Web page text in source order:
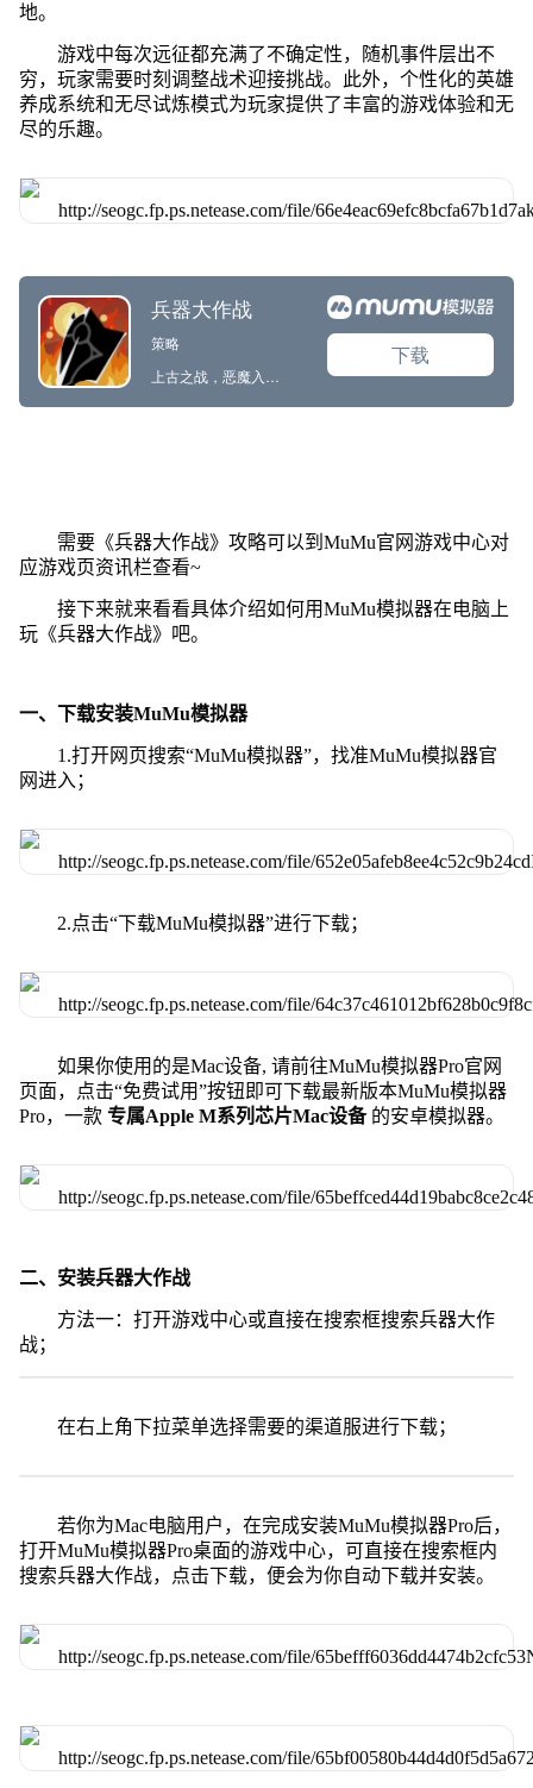
地。
游戏中每次远征都充满了不确定性，随机事件层出不
穷，玩家需要时刻调整战术迎接挑战。此外，个性化的英雄
养成系统和无尽试炼模式为玩家提供了丰富的游戏体验和无
尽的乐趣。
需要《兵器大作战》攻略可以到MuMu官网游戏中心对
应游戏页资讯栏查看~
接下来就来看看具体介绍如何用MuMu模拟器在电脑上
玩《兵器大作战》吧。
一、下载安装MuMu模拟器
1.打开网页搜索“MuMu模拟器”，找准MuMu模拟器官
网进入；
2.点击“下载MuMu模拟器”进行下载；
如果你使用的是Mac设备, 请前往MuMu模拟器Pro官网
页面，点击“免费试用”按钮即可下载最新版本MuMu模拟器
Pro，一款 专属Apple M系列芯片Mac设备 的安卓模拟器。
二、安装兵器大作战
方法一：打开游戏中心或直接在搜索框搜索兵器大作
战；
在右上角下拉菜单选择需要的渠道服进行下载；
若你为Mac电脑用户，在完成安装MuMu模拟器Pro后，
打开MuMu模拟器Pro桌面的游戏中心，可直接在搜索框内
搜索兵器大作战，点击下载，便会为你自动下载并安装。